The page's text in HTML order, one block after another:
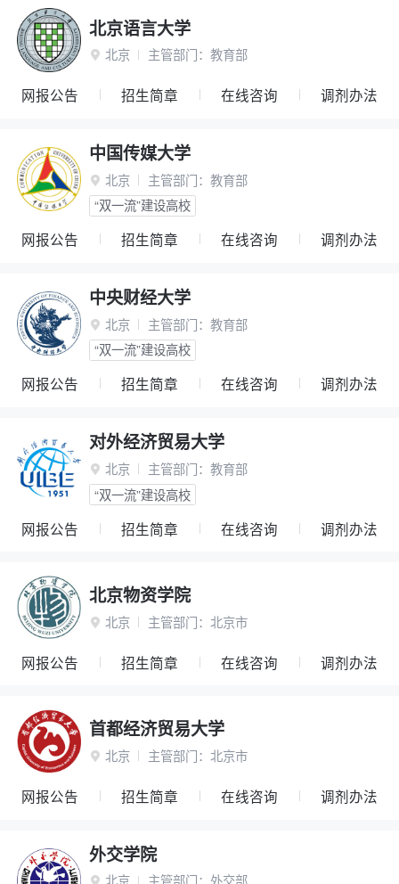
北京语言大学
 北京 主管部门： 教育部
网报公告 招生简章 在线咨询 调剂办法
中国传媒大学
 北京 主管部门： 教育部
“双一流”建设高校
网报公告 招生简章 在线咨询 调剂办法
中央财经大学
 北京 主管部门： 教育部
“双一流”建设高校
网报公告 招生简章 在线咨询 调剂办法
对外经济贸易大学
 北京 主管部门： 教育部
“双一流”建设高校
网报公告 招生简章 在线咨询 调剂办法
北京物资学院
 北京 主管部门： 北京市
网报公告 招生简章 在线咨询 调剂办法
首都经济贸易大学
 北京 主管部门： 北京市
网报公告 招生简章 在线咨询 调剂办法
外交学院
